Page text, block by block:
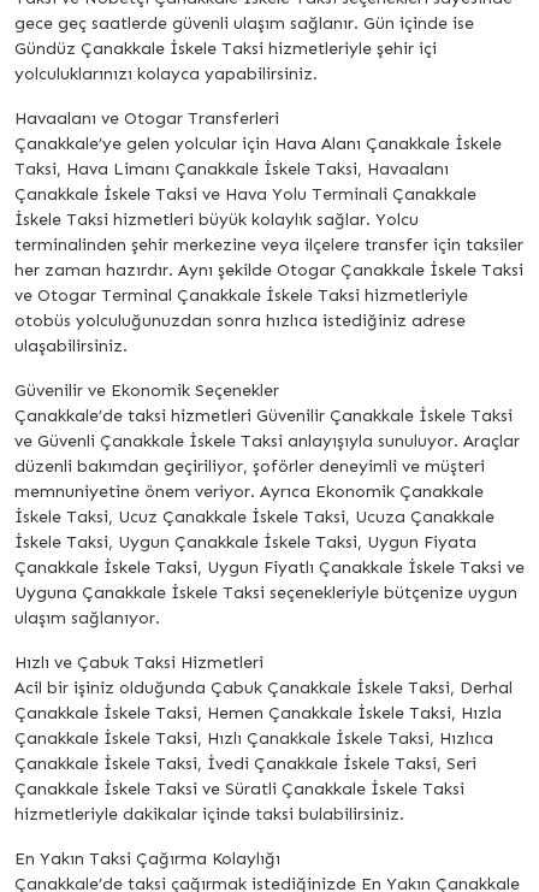
gece geç saatlerde güvenli ulaşım sağlanır. Gün içinde ise
Gündüz Çanakkale İskele Taksi hizmetleriyle şehir içi
yolculuklarınızı kolayca yapabilirsiniz.
Havaalanı ve Otogar Transferleri
Çanakkale’ye gelen yolcular için Hava Alanı Çanakkale İskele
Taksi, Hava Limanı Çanakkale İskele Taksi, Havaalanı
Çanakkale İskele Taksi ve Hava Yolu Terminali Çanakkale
İskele Taksi hizmetleri büyük kolaylık sağlar. Yolcu
terminalinden şehir merkezine veya ilçelere transfer için taksiler
her zaman hazırdır. Aynı şekilde Otogar Çanakkale İskele Taksi
ve Otogar Terminal Çanakkale İskele Taksi hizmetleriyle
otobüs yolculuğunuzdan sonra hızlıca istediğiniz adrese
ulaşabilirsiniz.
Güvenilir ve Ekonomik Seçenekler
Çanakkale’de taksi hizmetleri Güvenilir Çanakkale İskele Taksi
ve Güvenli Çanakkale İskele Taksi anlayışıyla sunuluyor. Araçlar
düzenli bakımdan geçiriliyor, şoförler deneyimli ve müşteri
memnuniyetine önem veriyor. Ayrıca Ekonomik Çanakkale
İskele Taksi, Ucuz Çanakkale İskele Taksi, Ucuza Çanakkale
İskele Taksi, Uygun Çanakkale İskele Taksi, Uygun Fiyata
Çanakkale İskele Taksi, Uygun Fiyatlı Çanakkale İskele Taksi ve
Uyguna Çanakkale İskele Taksi seçenekleriyle bütçenize uygun
ulaşım sağlanıyor.
Hızlı ve Çabuk Taksi Hizmetleri
Acil bir işiniz olduğunda Çabuk Çanakkale İskele Taksi, Derhal
Çanakkale İskele Taksi, Hemen Çanakkale İskele Taksi, Hızla
Çanakkale İskele Taksi, Hızlı Çanakkale İskele Taksi, Hızlıca
Çanakkale İskele Taksi, İvedi Çanakkale İskele Taksi, Seri
Çanakkale İskele Taksi ve Süratli Çanakkale İskele Taksi
hizmetleriyle dakikalar içinde taksi bulabilirsiniz.
En Yakın Taksi Çağırma Kolaylığı
Çanakkale’de taksi çağırmak istediğinizde En Yakın Çanakkale